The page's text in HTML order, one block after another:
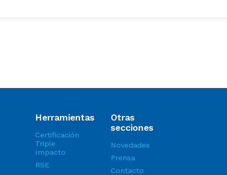
Herramientas
Certificación
Triple
Impacto
RSE
Otras
secciones
Novedades
Prensa
Contacto